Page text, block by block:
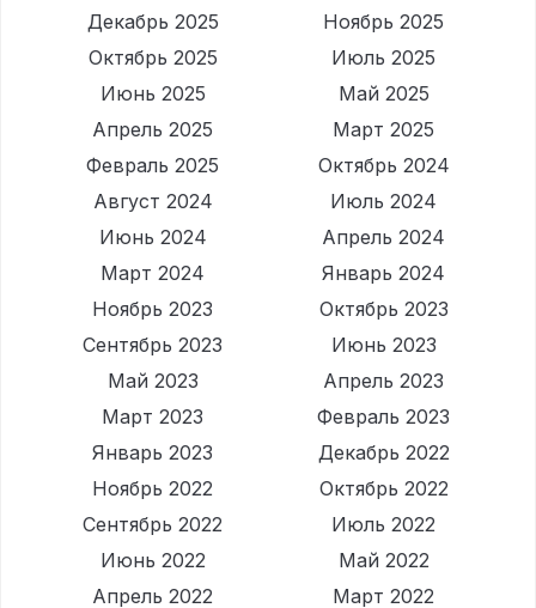
Декабрь 2025
Ноябрь 2025
Октябрь 2025
Июль 2025
Июнь 2025
Май 2025
Апрель 2025
Март 2025
Февраль 2025
Октябрь 2024
Август 2024
Июль 2024
Июнь 2024
Апрель 2024
Март 2024
Январь 2024
Ноябрь 2023
Октябрь 2023
Сентябрь 2023
Июнь 2023
Май 2023
Апрель 2023
Март 2023
Февраль 2023
Январь 2023
Декабрь 2022
Ноябрь 2022
Октябрь 2022
Сентябрь 2022
Июль 2022
Июнь 2022
Май 2022
Апрель 2022
Март 2022